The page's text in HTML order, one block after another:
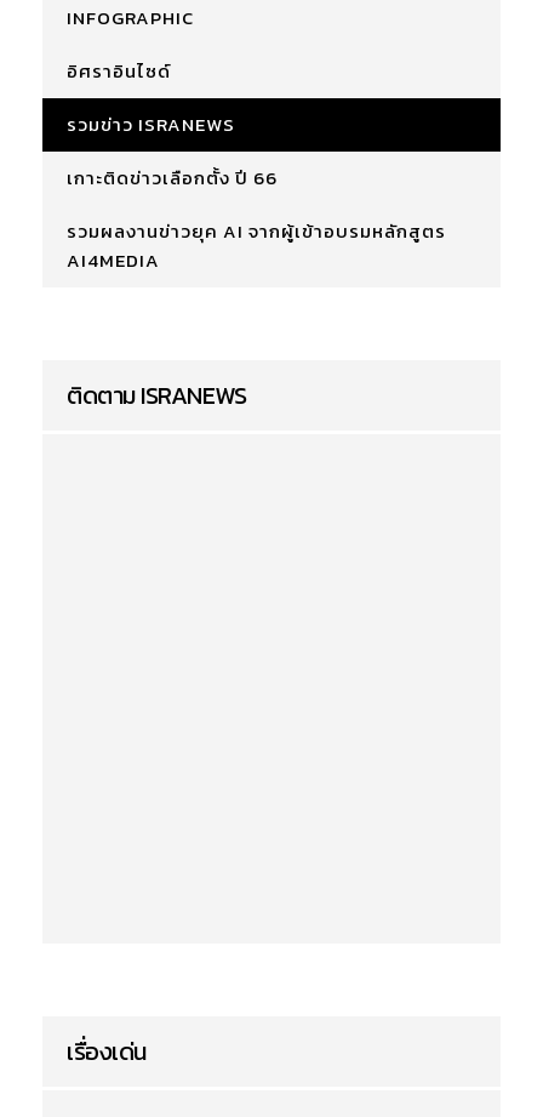
INFOGRAPHIC
อิศราอินไซด์
รวมข่าว ISRANEWS
เกาะติดข่าวเลือกตั้ง ปี 66
รวมผลงานข่าวยุค AI จากผู้เข้าอบรมหลักสูตร
AI4MEDIA
ติดตาม ISRANEWS
เรื่องเด่น